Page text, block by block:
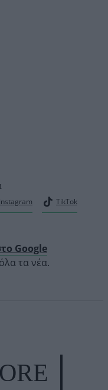
Instagram TikTok
Google
τα νέα.